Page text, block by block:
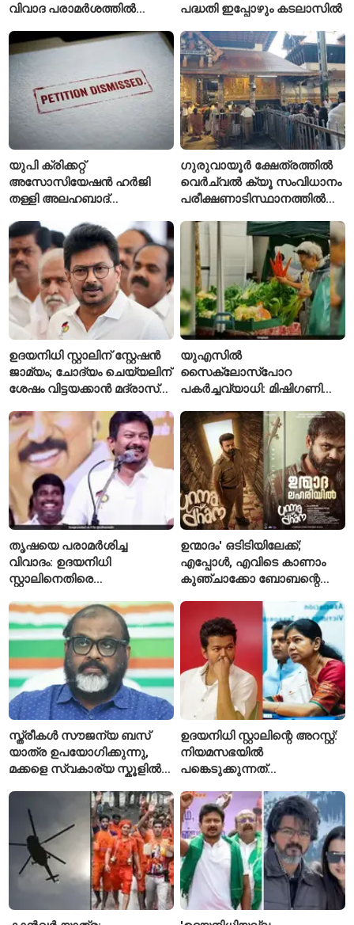
വിവാദ പരാമർശത്തിൽ
സി.പി. ജോൺ
പദ്ധതി ഇപ്പോഴും കടലാസിൽ
യുപി ക്രിക്കറ്റ്
അസോസിയേഷൻ ഹർജി
തള്ളി അലഹബാദ്
ഗുരുവായൂർ ക്ഷേത്രത്തിൽ
വെർച്വൽ ക്യൂ സംവിധാനം
പരീക്ഷണാടിസ്ഥാനത്തിൽ
ഉദയനിധി സ്റ്റാലിന് സ്റ്റേഷൻ
ജാമ്യം; ചോദ്യം ചെയ്യലിന്
ശേഷം വിട്ടയക്കാൻ മദ്രാസ്
യുഎസിൽ
സൈക്ലോസ്പോറ
പകർച്ചവ്യാധി: മിഷിഗണിൽ
സ്ഥിരീകരിച്ചു
തൃഷയെ പരാമർശിച്ച
വിവാദം: ഉദയനിധി
സ്റ്റാലിനെതിരെ
എന്തെല്ലാം കുറ്റങ്ങൾ?
ഉന്മാദം' ഒടിടിയിലേക്ക്;
എപ്പോൾ, എവിടെ കാണാം
കുഞ്ചാക്കോ ബോബന്റെ
സ്ത്രീകൾ സൗജന്യ ബസ്
യാത്ര ഉപയോഗിക്കുന്നു,
മക്കളെ സ്വകാര്യ സ്കൂളിൽ
ഉദയനിധി സ്റ്റാലിന്റെ അറസ്റ്റ്:
നിയമസഭയിൽ
പങ്കെടുക്കുന്നത്
കനിമൊഴി